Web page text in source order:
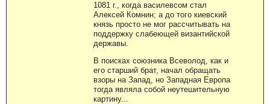
1081 г., когда василевсом стал
Алексей Комнин; а до того киевский
князь просто не мог рассчитывать на
поддержку слабеющей византийской
державы.
В поисках союзника Всеволод, как и
его старший брат, начал обращать
взоры на Запад, но Западная Европа
тогда являла собой неутешительную
картину...